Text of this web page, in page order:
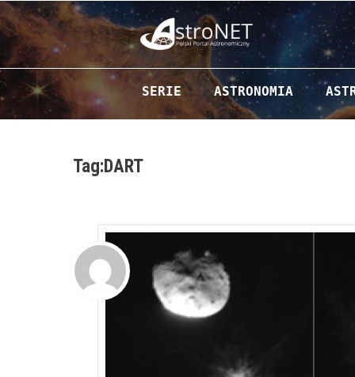
Przejdź do zawartości
SERIE ASTRONOMIA
Tag:DART